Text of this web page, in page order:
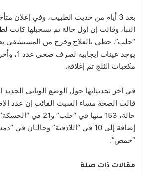
بعد 3 أيام من حديث الطبيب، وفي إعلان متأخر أكدت
يوجد عينات
مكعبات الثلج تم إغلاقه.
في آخر تحديثاتها حول الوضع الوبائي
إضافة إلى 10 في “اللاذقية”
“حمص”.
مقالات ذات صلة